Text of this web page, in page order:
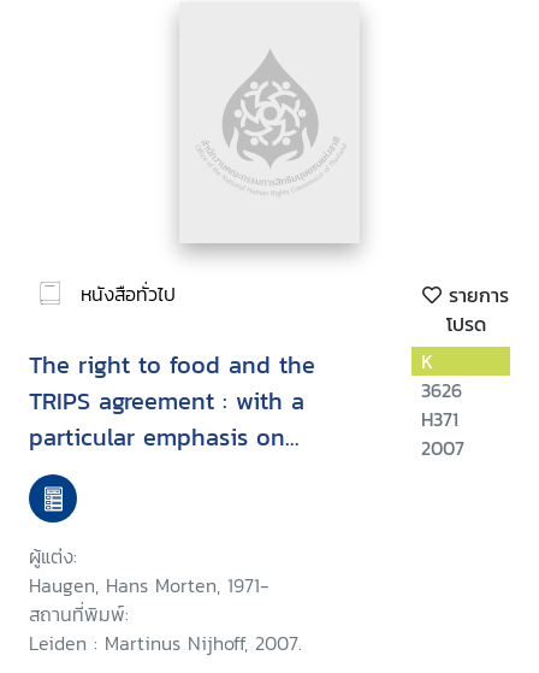
หนังสือทั่วไป
รายการ
โปรด
The right to food and the
TRIPS agreement : with a
particular emphasis on
developing countries' measures
for food production and
distribution
ผู้แต่ง:
Haugen, Hans Morten, 1971-
สถานที่พิมพ์:
Leiden : Martinus Nijhoff, 2007.
K
3626
H371
2007